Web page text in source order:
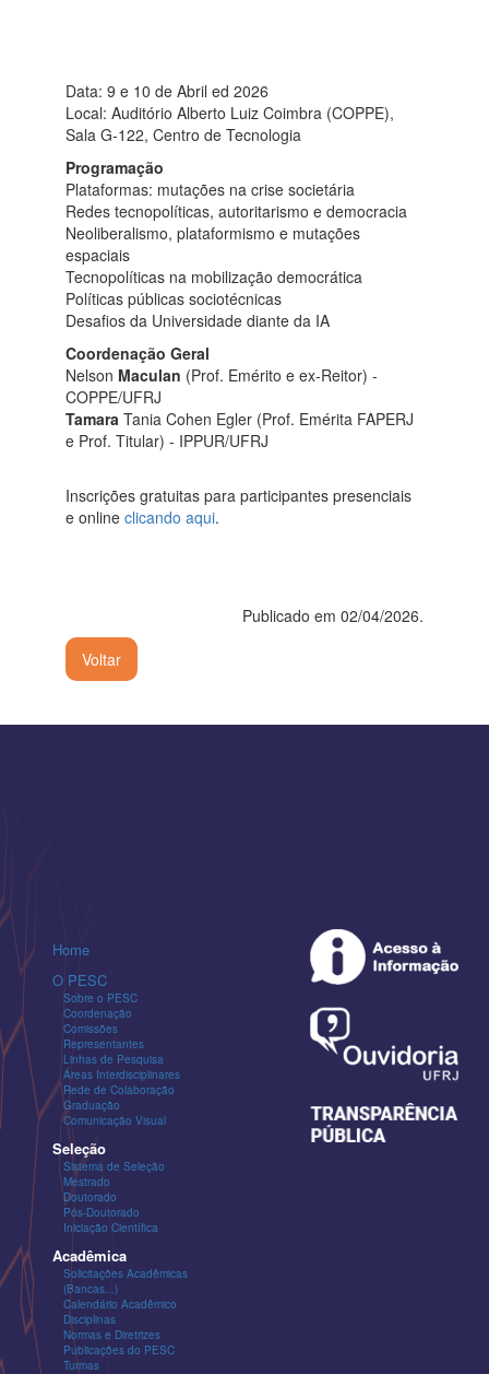
Data: 9 e 10 de Abril ed 2026
Local: Auditório Alberto Luiz Coimbra (COPPE),
Sala G-122, Centro de Tecnologia
Programação
Plataformas: mutações na crise societária
Redes tecnopolíticas, autoritarismo e democracia
Neoliberalismo, plataformismo e mutações
espaciais
Tecnopolíticas na mobilização democrática
Políticas públicas sociotécnicas
Desafios da Universidade diante da IA
Coordenação Geral
Nelson Maculan (Prof. Emérito e ex-Reitor) -
COPPE/UFRJ
Tamara Tania Cohen Egler (Prof. Emérita FAPERJ
e Prof. Titular) - IPPUR/UFRJ
Inscrições gratuitas para participantes presenciais
e online clicando aqui.
Publicado em 02/04/2026.
Voltar
Home
O PESC
Sobre o PESC
Coordenação
Comissões
Representantes
Linhas de Pesquisa
Áreas Interdisciplinares
Rede de Colaboração
Graduação
Comunicação Visual
Seleção
Sistema de Seleção
Mestrado
Doutorado
Pós-Doutorado
Iniciação Científica
Acadêmica
Solicitações Acadêmicas
(Bancas...)
Calendário Acadêmico
Disciplinas
Normas e Diretrizes
Publicações do PESC
Turmas